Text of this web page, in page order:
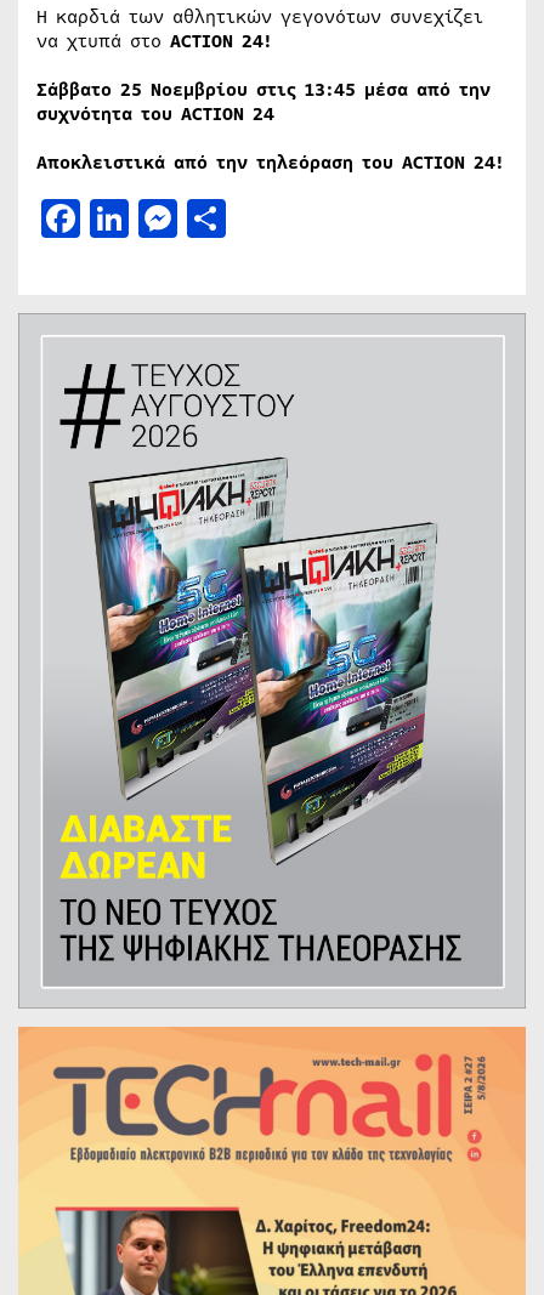
Η καρδιά των αθλητικών γεγονότων συνεχίζει
να χτυπά στο ACTION 24!
Σάββατο 25 Νοεμβρίου στις 13:45 μέσα από την
συχνότητα του ACTION 24
Αποκλειστικά από την τηλεόραση του ACTION 24!
Facebook
LinkedIn
Messenger